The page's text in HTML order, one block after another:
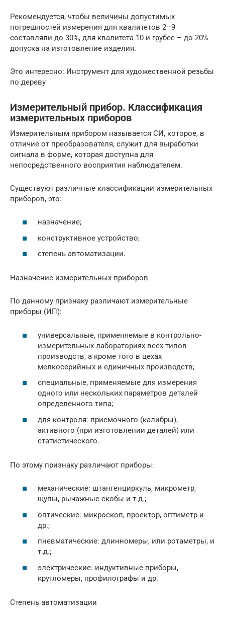
Рекомендуется, чтобы величины допустимых
погрешностей измерения для квалитетов 2–9
составляли до 30%, для квалитета 10 и грубее – до 20%
допуска на изготовление изделия.
Это интересно: Инструмент для художественной резьбы
по дереву
Измерительный прибор. Классификация
измерительных приборов
Измерительным прибором называется СИ, которое, в
отличие от преобразователя, служит для выработки
сигнала в форме, которая доступна для
непосредственного восприятия наблюдателем.
Существуют различные классификации измерительных
приборов, это:
назначение;
конструктивное устройство;
степень автоматизации.
Назначение измерительных приборов
По данному признаку различают измерительные
приборы (ИП):
универсальные, применяемые в контрольно-
измерительных лабораториях всех типов
производств, а кроме того в цехах
мелкосерийных и единичных производств;
специальные, применяемые для измерения
одного или нескольких параметров деталей
определенного типа;
для контроля: приемочного (калибры),
активного (при изготовлении деталей) или
статистического.
По этому признаку различают приборы:
механические: штангенциркуль, микрометр,
щупы, рычажные скобы и т.д.;
оптические: микроскоп, проектор, оптиметр и
др.;
пневматические: длинномеры, или ротаметры, и
т.д.;
электрические: индуктивные приборы,
кругломеры, профилографы и др.
Степень автоматизации